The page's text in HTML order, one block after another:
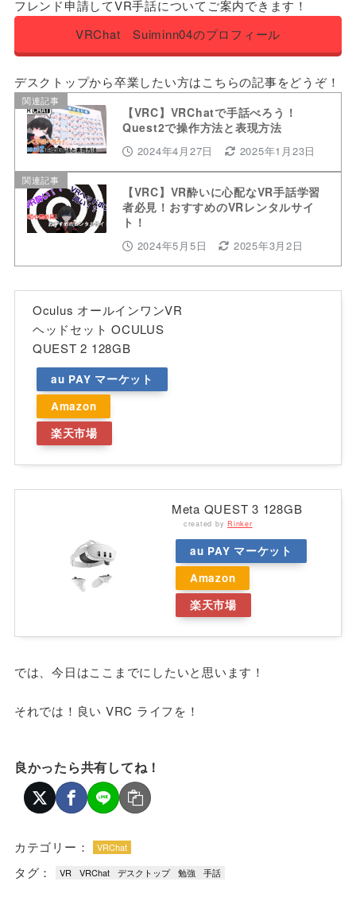
フレンド申請してVR手話についてご案内できます！
VRChat Suiminn04のプロフィール
デスクトップから卒業したい方はこちらの記事をどうぞ！
関連記事
【VRC】VRChatで手話べろう！
Quest2で操作方法と表現方法
2024年4月27日 2025年1月23日
関連記事
【VRC】VR酔いに心配なVR手話学習
者必見！おすすめのVRレンタルサイ
ト！
2024年5月5日 2025年3月2日
Oculus オールインワンVR
ヘッドセット OCULUS
QUEST 2 128GB
au PAY マーケット
Amazon
楽天市場
Meta QUEST 3 128GB
created byRinker
au PAY マーケット
Amazon
楽天市場
では、今日はここまでにしたいと思います！
それでは！良い VRC ライフを！
良かったら共有してね！
カテゴリー： VRChat
タグ： VR VRChat デスクトップ 勉強 手話